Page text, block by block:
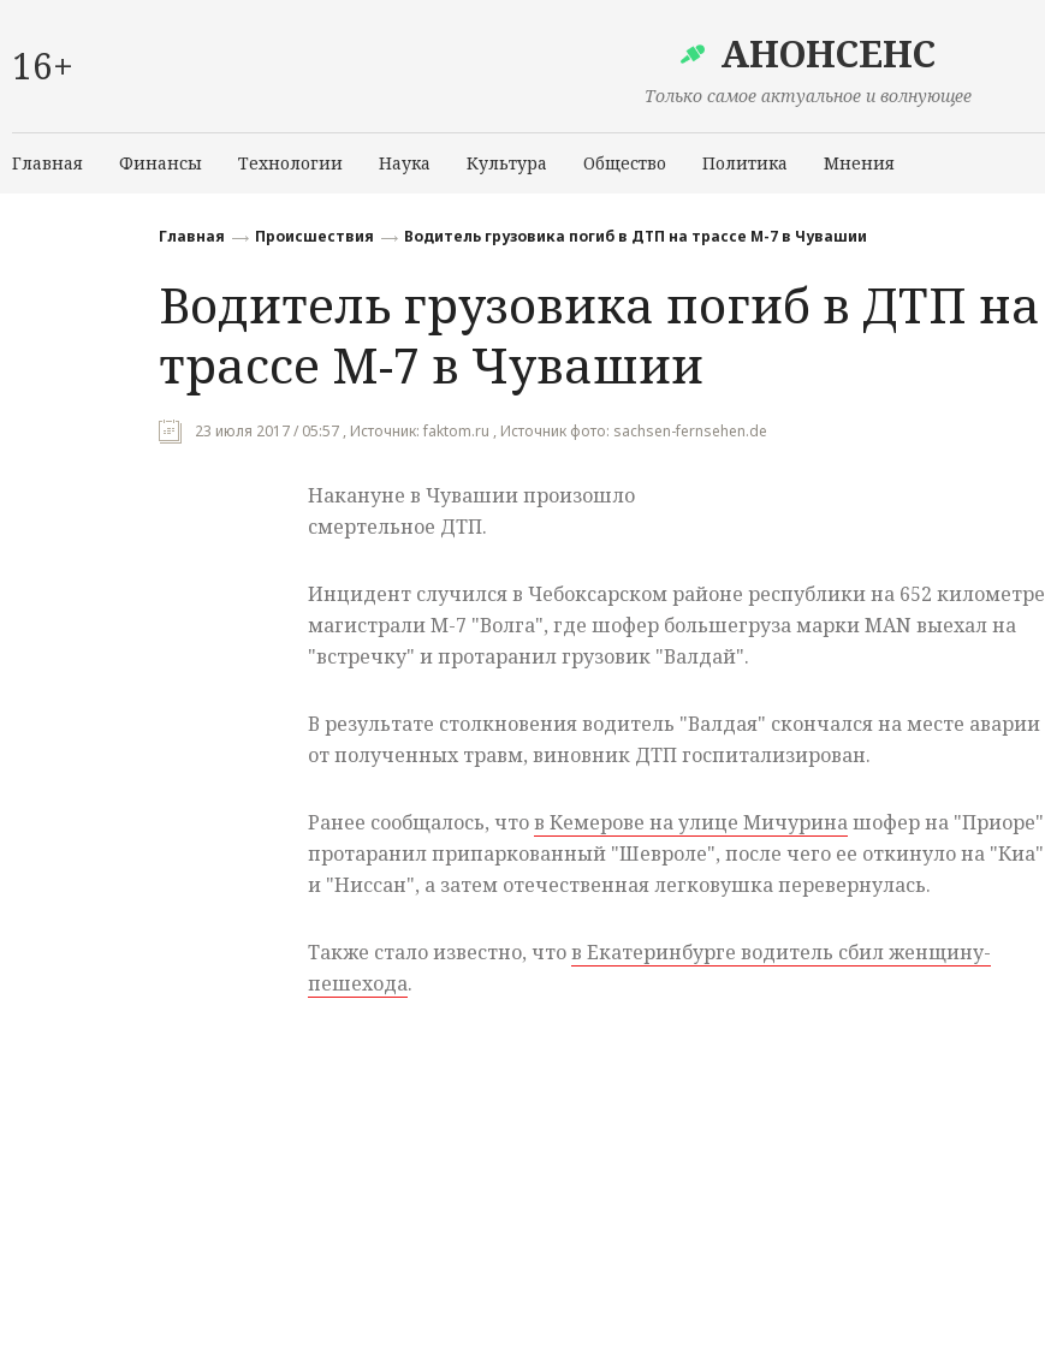
16+ АНОНСЕНС
Только самое актуальное и волнующее
Главная Финансы Технологии Наука Культура Общество Политика Мнения
Происшествия
Главная Происшествия Водитель грузовика погиб в ДТП на трассе М-7 в Чувашии
Водитель грузовика погиб в ДТП на
трассе М-7 в Чувашии
23 июля 2017 / 05:57 , Источник: faktom.ru , Источник фото: sachsen-fernsehen.de
Накануне в Чувашии произошло
смертельное ДТП.
Инцидент случился в Чебоксарском районе республики на 652 километре
магистрали М-7 "Волга", где шофер большегруза марки MAN выехал на
"встречку" и протаранил грузовик "Валдай".
В результате столкновения водитель "Валдая" скончался на месте аварии
от полученных травм, виновник ДТП госпитализирован.
Ранее сообщалось, чтов Кемерове на улице Мичуринашофер на "Приоре"
протаранил припаркованный "Шевроле", после чего ее откинуло на "Киа"
и "Ниссан", а затем отечественная легковушка перевернулась.
Также стало известно, чтов Екатеринбурге водитель сбил женщину-
пешехода.